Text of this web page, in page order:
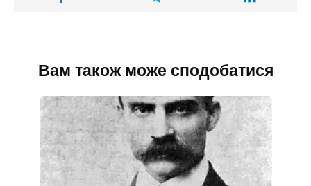
Вам також може сподобатися